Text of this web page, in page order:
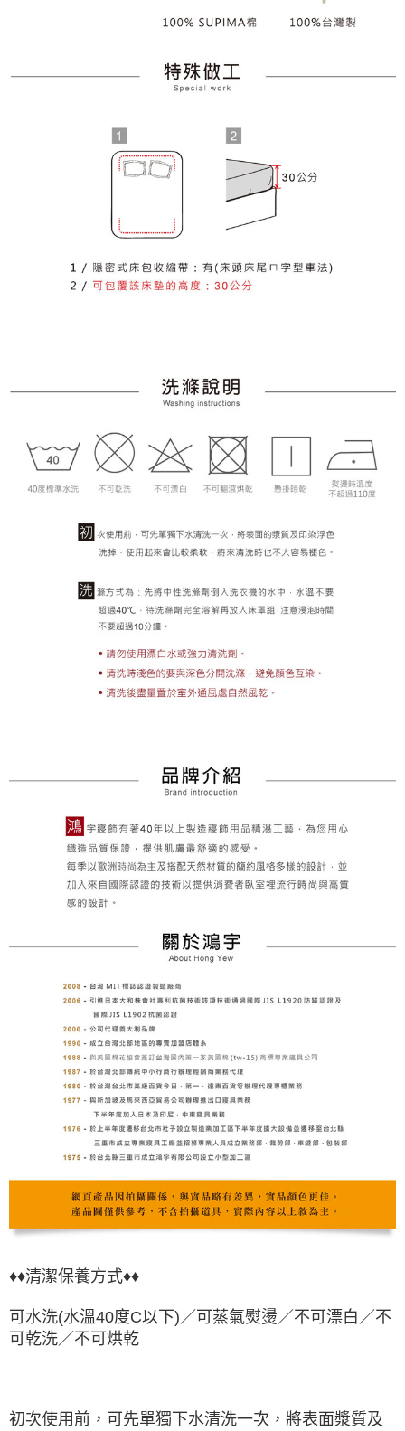
♦♦清潔保養方式♦♦
可水洗(水溫40度C以下)／可蒸氣熨燙／不可漂白／不
可乾洗／不可烘乾
初次使用前，可先單獨下水清洗一次，將表面漿質及